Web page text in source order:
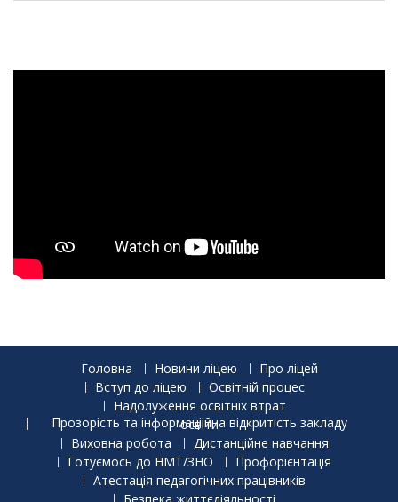
Головна Новини ліцею
Про ліцей
Вступ до ліцею
Освітній процес
Надолуження освітніх втрат
Прозорість та інформаціійна відкритість закладу освіти
Виховна робота
Дистанційне навчання
Готуємось до НМТ/ЗНО
Профорієнтація
Атестація педагогічних працівників